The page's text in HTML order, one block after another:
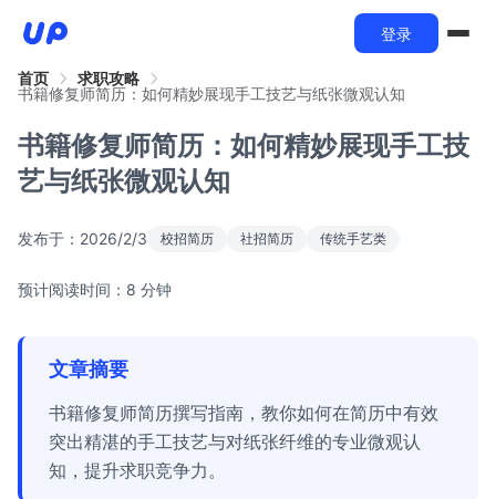
登录
首页
求职攻略
书籍修复师简历：如何精妙展现手工技艺与纸张微观认知
书籍修复师简历：如何精妙展现手工技
艺与纸张微观认知
发布于： 2026/2/3 校招简历 社招简历 传统手艺类
预计阅读时间：8 分钟
文章摘要
书籍修复师简历撰写指南，教你如何在简历中有效
突出精湛的手工技艺与对纸张纤维的专业微观认
知，提升求职竞争力。